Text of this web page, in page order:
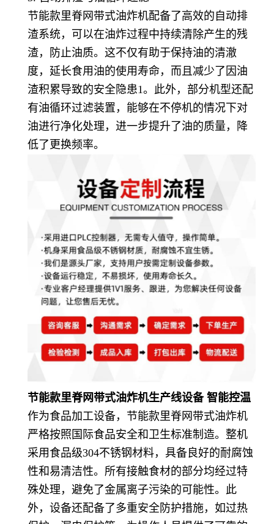
节能款里脊网带式油炸机配备了高效的自动排
渣系统，可以在油炸过程中持续清除产生的残
渣，防止油质。这不仅有助于保持油的清澈
度，延长食用油的使用寿命，而且减少了因油
渣积累导致的安全隐患1。此外，部分机型还配
有油循环过滤装置，能够在不停机的情况下对
油进行净化处理，进一步提升了油的质量，降
低了更换频率。
节能款里脊网带式油炸机生产线设备 智能控温
作为食品加工设备，节能款里脊网带式油炸机
严格按照国际食品安全和卫生标准制造。整机
采用食品级304不锈钢材料，具备良好的耐腐蚀
性和易清洁性。所有接触食材的部分均经过特
殊处理，避免了金属离子污染的可能性。此
外，设备还配备了多重安全防护措施，如过热